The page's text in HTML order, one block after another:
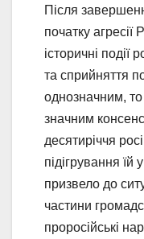
Після
початку агресії
історичні події
та сприйняття
однозначним,
значним
десятиріччя
підігрування їй
призвело до
частини
проросійські